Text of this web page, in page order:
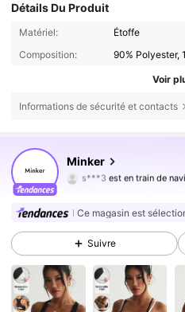
Détails Du Produit
Matériel:
Étoffe
Composition:
90% Polyester,
Voir
Informations de sécurité et contacts
Minker
4,84
17K Suiveurs
s***3 est en train de
4,84 17K Suiveurs
4,84 17K Suiveurs
4,84 17K Suiveurs
4,84 17K Suiveurs
Ce magasin est
Suivre